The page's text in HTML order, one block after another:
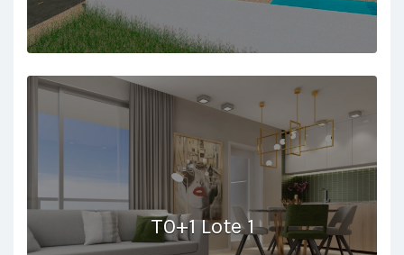
T0+1 Lote 1